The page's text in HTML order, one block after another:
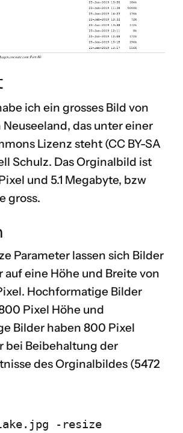
ich ein grosses Bild von
das unter einer
Lizenz steht (CC BY-SA
Schulz. DasOrginalbild ist
und 5.1 Megabyte, bzw
gross.
Parameter lassen sich Bilder
auf eine Höhe und Breite von
Hochformatige Bilder
Pixel Höhe und
Bilder haben 800 Pixel
bei Beibehaltung der
desOrginalbildes (5472
-resize